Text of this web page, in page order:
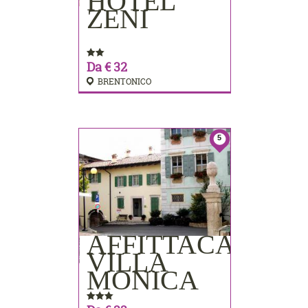
ZENI
Da € 32
BRENTONICO
5
VILLA
MONICA
PRENOTA